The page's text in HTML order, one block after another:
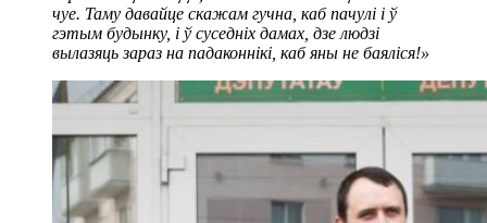
чуе. Таму давайце скажам гучна, каб пачулі і ў
гэтым будынку, і ў суседніх дамах, дзе людзі
вылазяць зараз на падаконнікі, каб яны не баяліся!»